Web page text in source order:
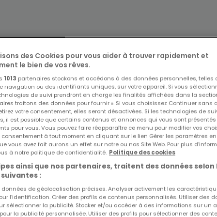
de Ralf Faßbender Immobilien,
für den Verkauf und die Vermietung von Wohn-,
kompetent und kostenlos. Tel.: 0049 171 4911511 u.
des Cookies pour vous aider à trouver rapidement et
le bien de vos rêves.
1013 partenaires stockons et accédons à des données personnelles, telles
navigation ou des identifiants uniques, sur votre appareil. Si vous
de suivi prendront en charge les finalités affichées dans la
traitons des données pour fournir ». Si vous choisissez Continuer sans
votre consentement, elles seront désactivées. Si les technologies de
il est possible que certains contenus et annonces qui vous sont
pour vous. Vous pouvez faire réapparaître ce menu pour modifier vos
consentement à tout moment en cliquant sur le lien Gérer les paramètres
vous avez fait aurons un effet sur notre ou nos Site Web. Pour plus
à notre politique de confidentialité. Politique des cookies
ainsi que nos partenaires, traitent des données selon
:
données de géolocalisation précises. Analyser activement les
l’identification. Créer des profils de contenus personnalisés. Utiliser des
sélectionner la publicité. Stocker et/ou accéder à des informations sur un
la publicité personnalisée. Utiliser des profils pour sélectionner des